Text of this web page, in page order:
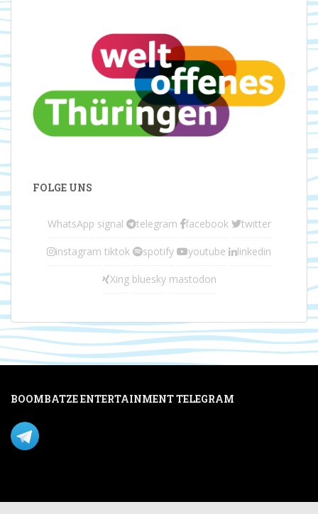
FOLGE UNS
WhatsApp signal telegram facebook twitter
instagram tiktok spotify youtube linkedin
Xing bluesky mastodon
BOOMBATZE ENTERTAINMENT TELEGRAM